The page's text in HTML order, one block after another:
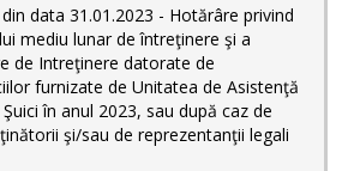
data 31.01.2023 - Hotărâre privind
mediu lunar de întreţinere şi a
de Intreţinere datorate de
furnizate de Unitatea de Asistenţă
în anul 2023, sau după caz de
şi/sau de reprezentanţii legali